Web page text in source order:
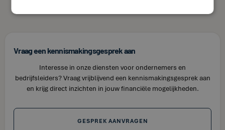
Vraag een kennismakingsgesprek aan
Interesse in onze diensten voor ondernemers en
bedrijfsleiders? Vraag vrijblijvend een kennismakingsgesprek aan
en krijg direct inzichten in jouw financiële mogelijkheden.
GESPREK AANVRAGEN